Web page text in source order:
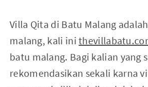
Villa Qita di Batu Malang
malang, kali ini
batu malang. Bagi kalian
rekomendasikan sekali karna